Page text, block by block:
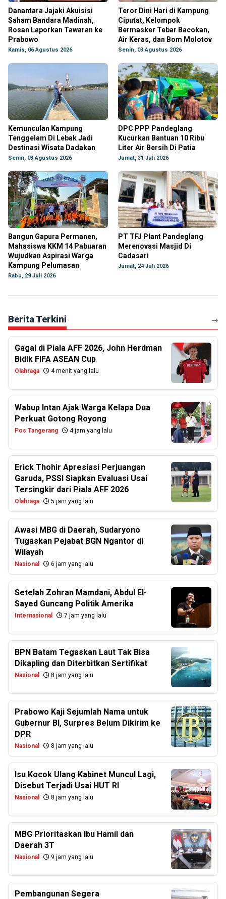
Danantara Jajaki Akuisisi
Saham Bandara Madinah,
Rosan Laporkan Tawaran ke
Prabowo
Kamis, 06 Agustus 2026
Teror Dini Hari di Kampung
Ciputat, Kelompok
Bermasker Tebar Bacokan,
Air Keras, dan Bom Molotov
Senin, 03 Agustus 2026
Kemunculan Kampung
Tenggelam Di Lebak Jadi
Destinasi Wisata Dadakan
Senin, 03 Agustus 2026
DPC PPP Pandeglang
Kucurkan Bantuan 10 Ribu
Liter Air Bersih Di Patia
Jumat, 31 Juli 2026
Bangun Gapura Permanen,
Mahasiswa KKM 14 Pabuaran
Wujudkan Aspirasi Warga
Kampung Pelumasan
Rabu, 29 Juli 2026
PT TFJ Plant Pandeglang
Merenovasi Masjid Di
Cadasari
Jumat, 24 Juli 2026
Berita Terkini
Gagal di Piala AFF 2026, John Herdman
Bidik FIFA ASEAN Cup
Olahraga 4 menit yang lalu
Wabup Intan Ajak Warga Kelapa Dua
Perkuat Gotong Royong
Pos Tangerang 4 jam yang lalu
Erick Thohir Apresiasi Perjuangan
Garuda, PSSI Siapkan Evaluasi Usai
Tersingkir dari Piala AFF 2026
Olahraga 5 jam yang lalu
Awasi MBG di Daerah, Sudaryono
Tugaskan Pejabat BGN Ngantor di
Wilayah
Nasional 6 jam yang lalu
Setelah Zohran Mamdani, Abdul El-
Sayed Guncang Politik Amerika
Internasional 7 jam yang lalu
BPN Batam Tegaskan Laut Tak Bisa
Dikapling dan Diterbitkan Sertifikat
Nasional 8 jam yang lalu
Prabowo Kaji Sejumlah Nama untuk
Gubernur BI, Surpres Belum Dikirim ke
DPR
Nasional 8 jam yang lalu
Isu Kocok Ulang Kabinet Muncul Lagi,
Disebut Terjadi Usai HUT RI
Nasional 8 jam yang lalu
MBG Prioritaskan Ibu Hamil dan
Daerah 3T
Nasional 9 jam yang lalu
Pembangunan Segera